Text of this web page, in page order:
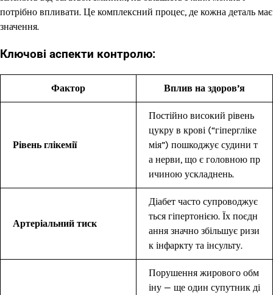
потрібно впливати. Це комплексний процес, де кожна деталь має
значення.
Ключові аспекти контролю:
Фактор Вплив на здоров’я
Рівень глікемії
Постійно високий рівень
цукру в крові (“гіпергліке
мія”) пошкоджує судини т
а нерви, що є головною пр
ичиною ускладнень.
Артеріальний тиск
Діабет часто супроводжує
ться гіпертонією. Їх поєдн
ання значно збільшує ризи
к інфаркту та інсульту.
Порушення жирового обм
іну — ще один супутник ді